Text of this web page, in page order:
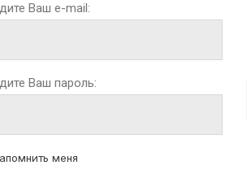
Ваш e-mail:
Ваш пароль:
меня